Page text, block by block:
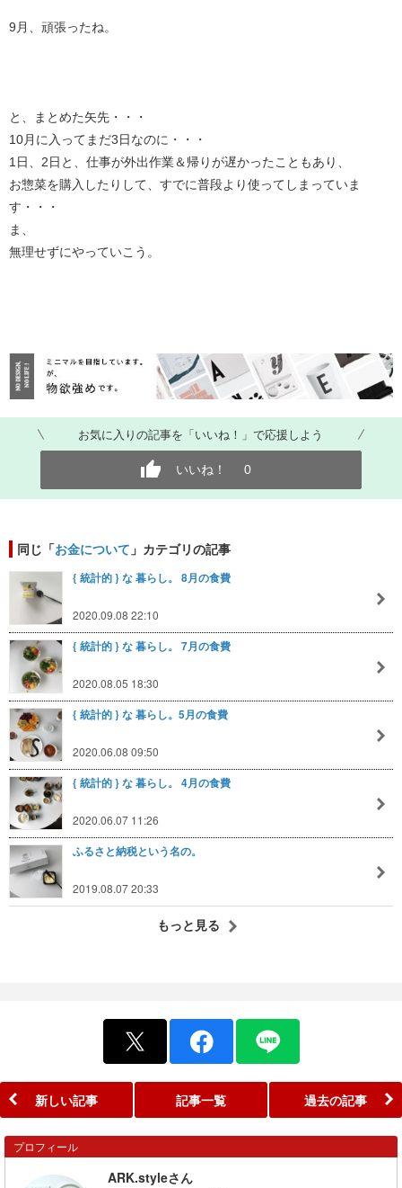
9月、頑張ったね。
と、まとめた矢先・・・
10月に入ってまだ3日なのに・・・
1日、2日と、仕事が外出作業＆帰りが遅かったこともあり、
お惣菜を購入したりして、すでに普段より使ってしまっていま
す・・・
ま、
無理せずにやっていこう。
お気に入りの記事を「いいね！」で応援しよう
いいね！ 0
同じ「お金について 」カテゴリの記事
{ 統計的 } な 暮らし。 8月の食費
2020.09.08 22:10
{ 統計的 } な 暮らし。 7月の食費
2020.08.05 18:30
{ 統計的 } な 暮らし。5月の食費
2020.06.08 09:50
{ 統計的 } な 暮らし。 4月の食費
2020.06.07 11:26
ふるさと納税という名の。
2019.08.07 20:33
もっと見る
新しい記事 記事一覧 過去の記事
プロフィール
ARK.styleさん